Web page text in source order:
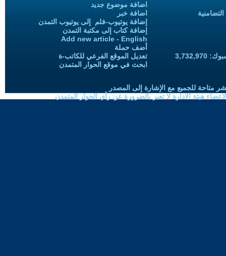
اضافة موضوع جديد
اضافة خبر
إضافة يوتيوب-فلم إلى يوتيوب التمدن
إضافة كتاب إلى مكتبة التمدن
Add new article - English
أضف حملة
تعديل الموقع الفرعي للكاتب-ة
ابحث في موقع الحوار المتمدن
متاحة للجميع مع الإشارة إلى المصدر
هيئة الادارة لا تعبر بالضرورة عن رأي الحوار المتمدن